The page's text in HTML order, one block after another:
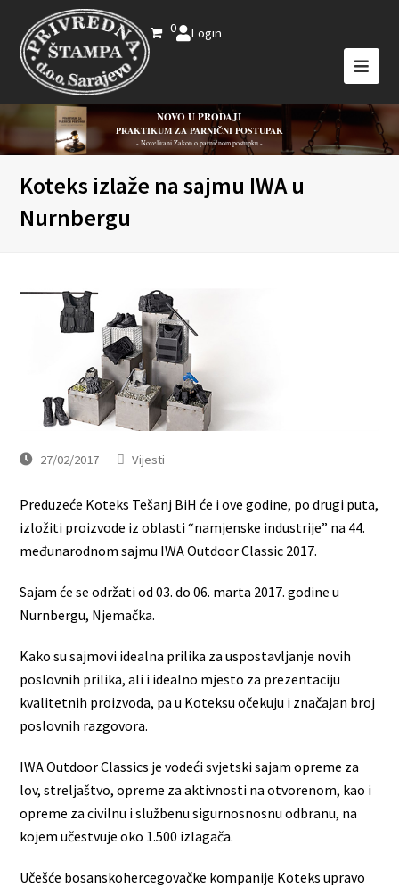
0 Login
NOVO U PRODAJI
PRAKTIKUM ZA PARNIČNI POSTUPAK
- Novelirani Zakon o parničnom postupku -
Koteks izlaže na sajmu IWA u
Nurnbergu
27/02/2017 Vijesti
Preduzeće Koteks Tešanj BiH će i ove godine, po drugi puta,
izložiti proizvode iz oblasti “namjenske industrije” na 44.
međunarodnom sajmu IWA Outdoor Classic 2017.
Sajam će se održati od 03. do 06. marta 2017. godine u
Nurnbergu, Njemačka.
Kako su sajmovi idealna prilika za uspostavljanje novih
poslovnih prilika, ali i idealno mjesto za prezentaciju
kvalitetnih proizvoda, pa u Koteksu očekuju i značajan broj
poslovnih razgovora.
IWA Outdoor Classics je vodeći svjetski sajam opreme za
lov, streljaštvo, opreme za aktivnosti na otvorenom, kao i
opreme za civilnu i službenu sigurnosnosnu odbranu, na
kojem učestvuje oko 1.500 izlagača.
Učešće bosanskohercegovačke kompanije Koteks upravo